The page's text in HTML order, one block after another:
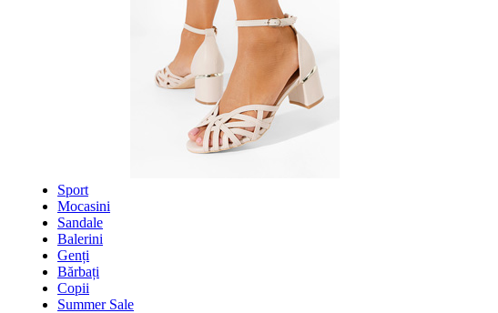
Sport
Mocasini
Sandale
Balerini
Genți
Bărbați
Copii
Summer Sale